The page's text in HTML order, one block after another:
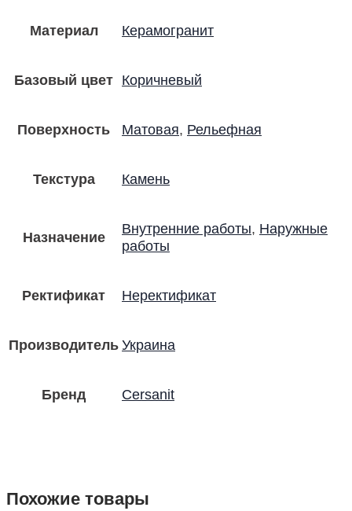
Материал Керамогранит
Базовый цвет Коричневый
Поверхность Матовая, Рельефная
Текстура Камень
Назначение
Внутренние работы, Наружные
работы
Ректификат Неректификат
ПроизводительУкраина
Бренд Cersanit
Похожие товары